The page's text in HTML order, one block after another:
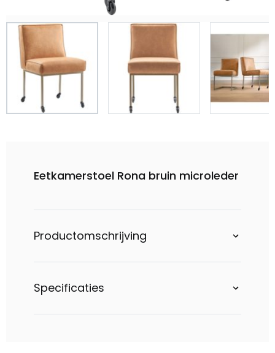
Eetkamerstoel Rona bruin microleder
Productomschrijving
Specificaties